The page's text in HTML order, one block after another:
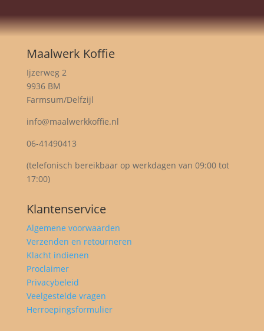
Maalwerk Koffie
Ijzerweg 2
9936 BM
Farmsum/Delfzijl
info@maalwerkkoffie.nl
06-41490413
(telefonisch bereikbaar op werkdagen van 09:00 tot
17:00)
Klantenservice
Algemene voorwaarden
Verzenden en retourneren
Klacht indienen
Proclaimer
Privacybeleid
Veelgestelde vragen
Herroepingsformulier